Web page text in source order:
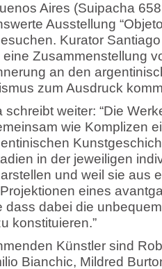
Aires (Suipacha
Ausstellung
Kurator
Zusammenstellung
an den
zum Ausdruck
schreibt weiter: “Die
wie Komplizen
in der jeweiligen
und weil sie aus
eines
dass dabei die
konstituieren.”
Künstler sind
Bianchic, Mildred